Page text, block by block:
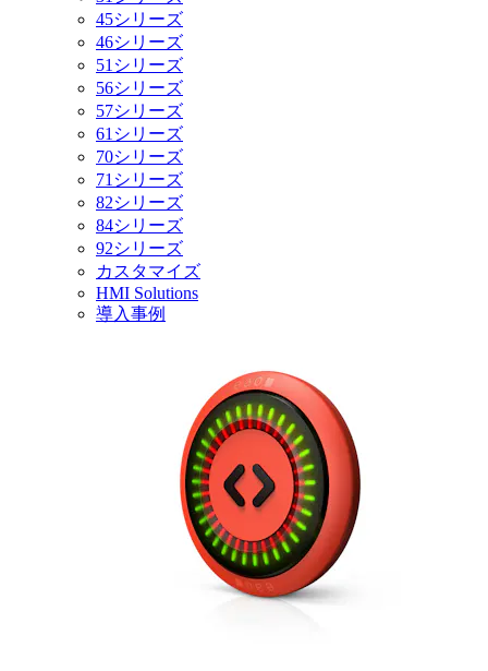
45シリーズ
46シリーズ
51シリーズ
56シリーズ
57シリーズ
61シリーズ
70シリーズ
71シリーズ
82シリーズ
84シリーズ
92シリーズ
カスタマイズ
HMI Solutions
導入事例